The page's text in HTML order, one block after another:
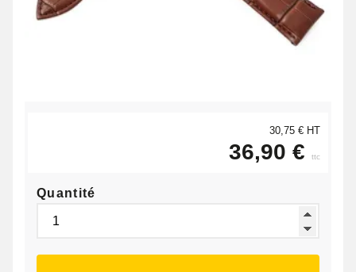
30,75 € HT
36,90 € ttc
Quantité